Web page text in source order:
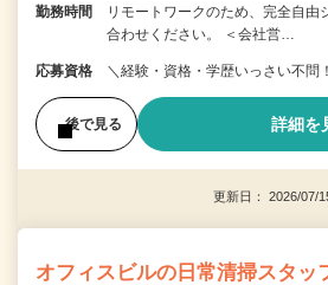
勤務時間
リモートワークのため、完全自由
合わせください。 ＜会社営…
応募資格 ＼経験・資格・学歴いっさい不問
後で見る 詳細を
更新日： 2026/
オフィスビルの日常清掃スタッ